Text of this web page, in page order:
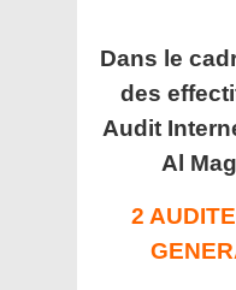
Dans le
des
Audit
Al
2